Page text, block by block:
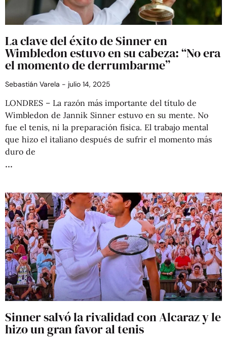
La clave del éxito de Sinner en
Wimbledon estuvo en su cabeza: “No era
el momento de derrumbarme”
Sebastián Varela julio 14, 2025
LONDRES – La razón más importante del título de
Wimbledon de Jannik Sinner estuvo en su mente. No
fue el tenis, ni la preparación física. El trabajo mental
que hizo el italiano después de sufrir el momento más
duro de
Sinner salvó la rivalidad con Alcaraz y le
hizo un gran favor al tenis